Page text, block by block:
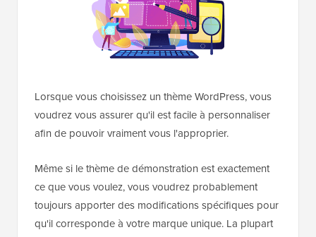
Lorsque vous choisissez un thème WordPress, vous
voudrez vous assurer qu'il est facile à personnaliser
afin de pouvoir vraiment vous l'approprier.
Même si le thème de démonstration est exactement
ce que vous voulez, vous voudrez probablement
toujours apporter des modifications spécifiques pour
qu'il corresponde à votre marque unique. La plupart